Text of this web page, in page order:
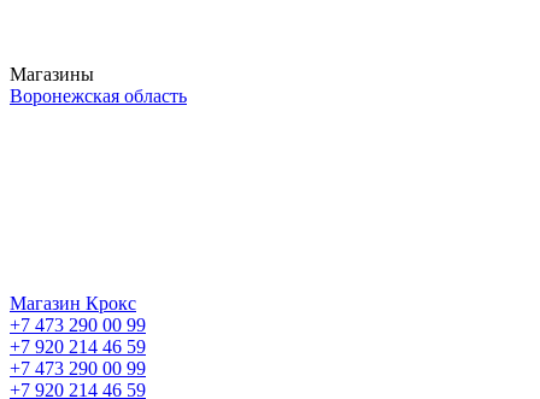
Магазины
Воронежская область
Магазин Крокс
+7 473 290 00 99
+7 920 214 46 59
+7 473 290 00 99
+7 920 214 46 59